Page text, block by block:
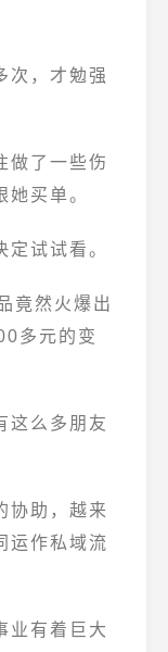
次，才勉强
做了一些伤
买单。
试试看。
竟然火爆出
多元的变
这么多朋友
协助，越来
运作私域流
业有着巨大